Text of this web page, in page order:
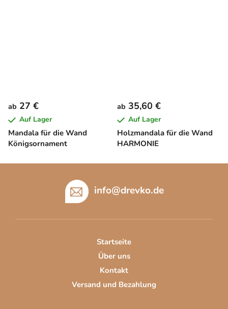
Mandala für die Wand
Königsornament
ab 27 €
Auf Lager
Holzmandala für die Wand
HARMONIE
ab 35,60 €
Auf Lager
info@drevko.de
Startseite
Über uns
Kontakt
Versand und Bezahlung